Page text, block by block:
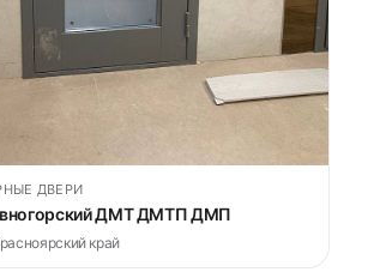
ДВЕРИ
ДМТ ДМТП ДМП
край